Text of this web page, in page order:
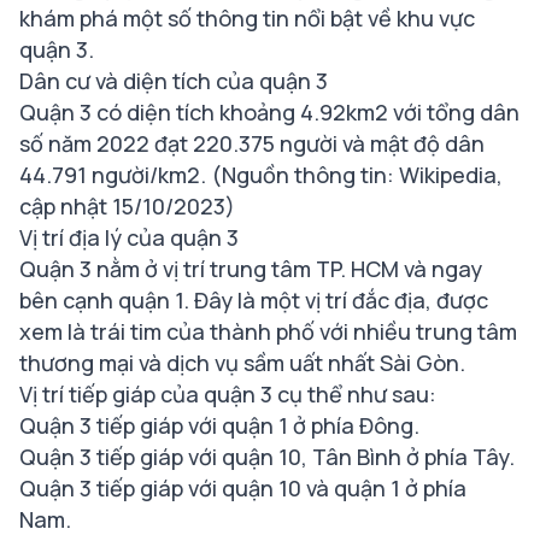
khám phá một số thông tin nổi bật về khu vực
quận 3.
Dân cư và diện tích của quận 3
Quận 3 có diện tích khoảng 4.92km2 với tổng dân
số năm 2022 đạt 220.375 người và mật độ dân
44.791 người/km2. (Nguồn thông tin: Wikipedia,
cập nhật 15/10/2023)
Vị trí địa lý của quận 3
Quận 3 nằm ở vị trí trung tâm TP. HCM và ngay
bên cạnh quận 1. Đây là một vị trí đắc địa, được
xem là trái tim của thành phố với nhiều trung tâm
thương mại và dịch vụ sầm uất nhất Sài Gòn.
Vị trí tiếp giáp của quận 3 cụ thể như sau:
Quận 3 tiếp giáp với quận 1 ở phía Đông.
Quận 3 tiếp giáp với quận 10, Tân Bình ở phía Tây.
Quận 3 tiếp giáp với quận 10 và quận 1 ở phía
Nam.